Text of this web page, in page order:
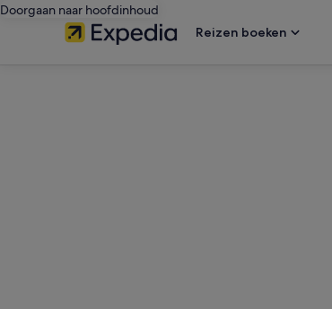
Doorgaan naar hoofdinhoud
Reizen boeken